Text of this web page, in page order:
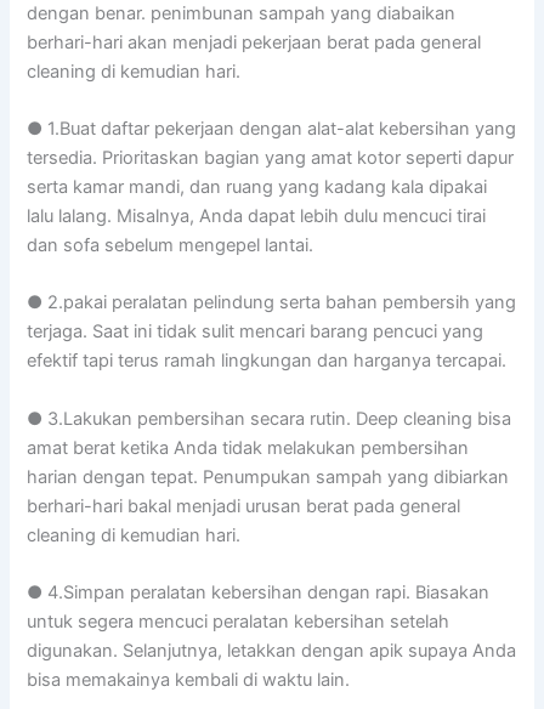
dengan benar. penimbunan sampah yang diabaikan
berhari-hari akan menjadi pekerjaan berat pada general
cleaning di kemudian hari.
● 1.Buat daftar pekerjaan dengan alat-alat kebersihan yang
tersedia. Prioritaskan bagian yang amat kotor seperti dapur
serta kamar mandi, dan ruang yang kadang kala dipakai
lalu lalang. Misalnya, Anda dapat lebih dulu mencuci tirai
dan sofa sebelum mengepel lantai.
● 2.pakai peralatan pelindung serta bahan pembersih yang
terjaga. Saat ini tidak sulit mencari barang pencuci yang
efektif tapi terus ramah lingkungan dan harganya tercapai.
● 3.Lakukan pembersihan secara rutin. Deep cleaning bisa
amat berat ketika Anda tidak melakukan pembersihan
harian dengan tepat. Penumpukan sampah yang dibiarkan
berhari-hari bakal menjadi urusan berat pada general
cleaning di kemudian hari.
● 4.Simpan peralatan kebersihan dengan rapi. Biasakan
untuk segera mencuci peralatan kebersihan setelah
digunakan. Selanjutnya, letakkan dengan apik supaya Anda
bisa memakainya kembali di waktu lain.